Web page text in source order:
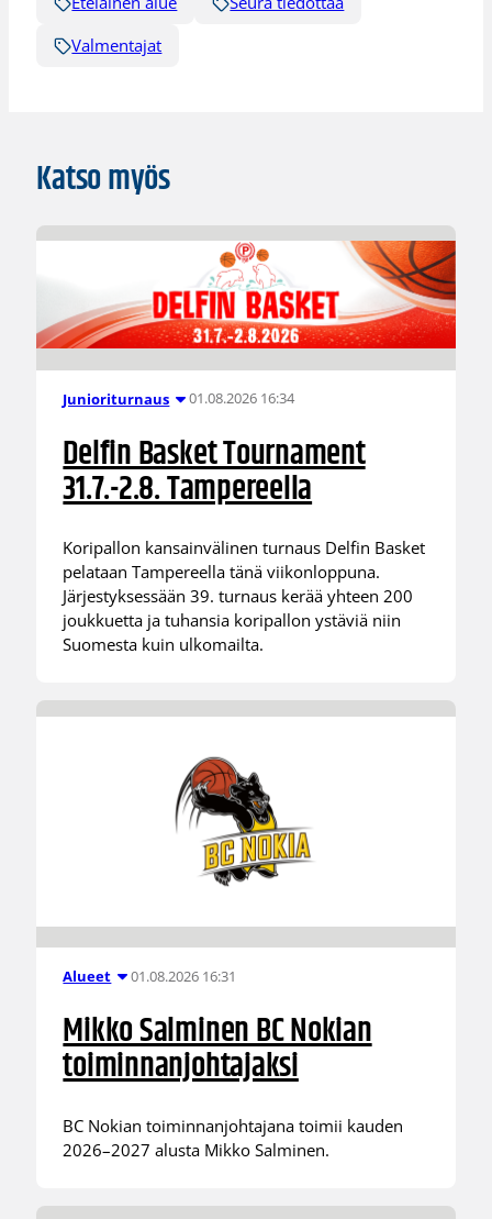
Valmentajat
Katso myös
Junioriturnaus 01.08.2026 16:34
Delfin Basket Tournament
31.7.-2.8. Tampereella
Koripallon kansainvälinen turnaus Delfin Basket
pelataan Tampereella tänä viikonloppuna.
Järjestyksessään 39. turnaus kerää yhteen 200
joukkuetta ja tuhansia koripallon ystäviä niin
Suomesta kuin ulkomailta.
Alueet 01.08.2026 16:31
Mikko Salminen BC Nokian
toiminnanjohtajaksi
BC Nokian toiminnanjohtajana toimii kauden
2026–2027 alusta Mikko Salminen.